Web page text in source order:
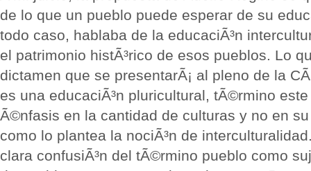
de lo que un pueblo puede esperar de su
todo caso, hablaba de la educaciÃ³n
el patrimonio histÃ³rico de esos pueblos. Lo
dictamen que se presentarÃ¡ al pleno de la
es una educaciÃ³n pluricultural, tÃ©rmino
Ã©nfasis en la cantidad de culturas y no en
como lo plantea la nociÃ³n de
clara confusiÃ³n del tÃ©rmino pueblo como